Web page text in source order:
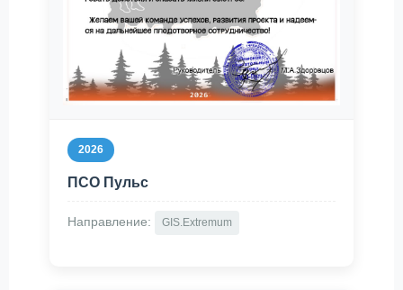
2026
ПСО Пульс
Направление: GIS.Extremum